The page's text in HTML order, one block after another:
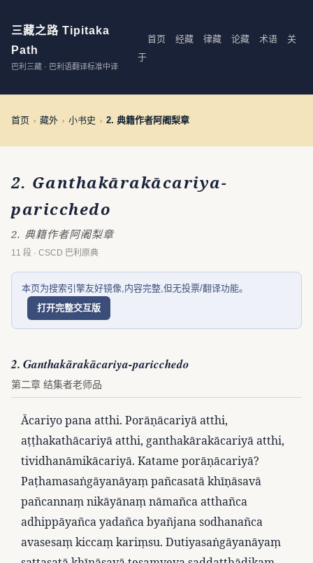
三藏之路 Tipitaka
Path
巴利三藏 · 巴利语翻译标准中译
首页 经藏 律藏 论藏 术语
关
于
首页 › 藏外 › 小书史 › 2. 典籍作者阿阇梨章
2. Ganthakārakācariya-
paricchedo
2. 典籍作者阿阇梨章
11 段 · CSCD 巴利原典
本页为搜索引擎友好镜像,内容完整,但无投票/翻译功能。
打开完整交互版
2. Ganthakārakācariya-paricchedo
第二章 结集者老师品
Ācariyo pana atthi. Porāṇācariyā atthi,
aṭṭhakathācariyā atthi, ganthakārakācariyā atthi,
tividhanāmikācariyā. Katame porāṇācariyā?
Paṭhamasaṅgāyanāyaṃ pañcasatā khīṇāsavā
pañcannaṃ nikāyānaṃ nāmañca atthañca
adhippāyañca yadañca byañjana sodhanañca
avasesaṃ kiccaṃ kariṃsu. Dutiyasaṅgāyanāyaṃ